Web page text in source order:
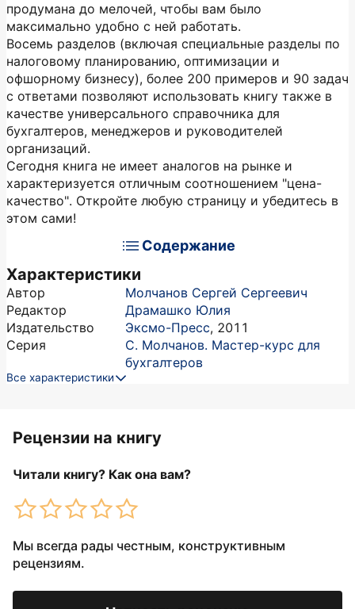
продумана до мелочей, чтобы вам было
максимально удобно с ней работать.
Восемь разделов (включая специальные разделы по
налоговому планированию, оптимизации и
офшорному бизнесу), более 200 примеров и 90 задач
с ответами позволяют использовать книгу также в
качестве универсального справочника для
бухгалтеров, менеджеров и руководителей
организаций.
Сегодня книга не имеет аналогов на рынке и
характеризуется отличным соотношением "цена-
качество". Откройте любую страницу и убедитесь в
этом сами!
Содержание
Характеристики
Автор
Молчанов Сергей Сергеевич
Редактор
Драмашко Юлия
Издательство
Эксмо-Пресс, 2011
Серия
С. Молчанов. Мастер-курс для
бухгалтеров
Все характеристики
Рецензии на книгу
Читали книгу? Как она вам?
Мы всегда рады честным, конструктивным
рецензиям.